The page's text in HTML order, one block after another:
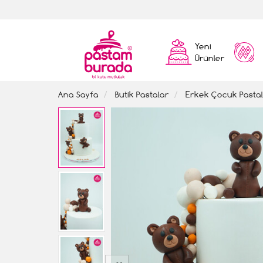
Yeni
Ürünler
Ana Sayfa Butik Pastalar Erkek Çocuk